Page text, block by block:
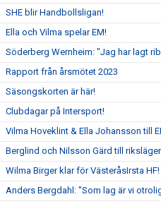
SHE blir Handbollsligan!
Ella och Vilma spelar EM!
Söderberg Wernheim: "Jag har lagt
Rapport från årsmötet 2023
Säsongskorten är här!
Clubdagar på Intersport!
Vilma Hoveklint & Ella Johansson till
Berglind och Nilsson Gärd till
Wilma Birger klar för VästeråsIrsta HF!
Anders Bergdahl: "Som lag är vi